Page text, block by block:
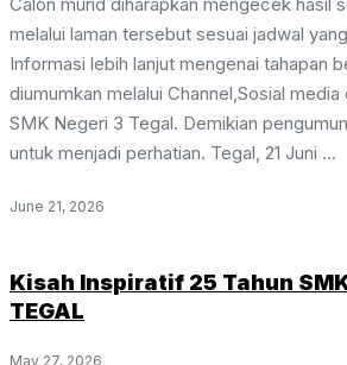
melalui laman tersebut sesuai jadwal
Informasi lebih lanjut mengenai tahapan
diumumkan melalui Channel,Sosial
SMK Negeri 3 Tegal. Demikian
untuk menjadi perhatian. Tegal, 21 Juni ...
June 21, 2026
Kisah Inspiratif 25 Tahun SMK
TEGAL
May 27, 2026